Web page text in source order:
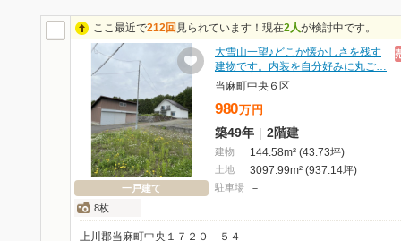
ここ最近で212回 見られています！現在2人が検討中です。
一戸建て
8枚
大雪山一望♪どこか懐かしさを残す
建物です。内装を自分好みに丸ご…
当麻町中央６区
980万 円
築49年 | 2階建
建物 144.58m² (43.73坪)
土地 3097.99m² (937.14坪)
駐車場 －
上川郡当麻町中央１７２０－５４